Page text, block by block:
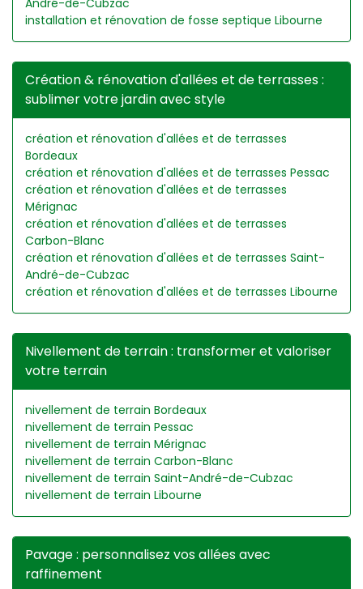
André-de-Cubzac
installation et rénovation de fosse septique Libourne
Création & rénovation d'allées et de terrasses :
sublimer votre jardin avec style
création et rénovation d'allées et de terrasses
Bordeaux
création et rénovation d'allées et de terrasses Pessac
création et rénovation d'allées et de terrasses
Mérignac
création et rénovation d'allées et de terrasses
Carbon-Blanc
création et rénovation d'allées et de terrasses Saint-
André-de-Cubzac
création et rénovation d'allées et de terrasses Libourne
Nivellement de terrain : transformer et valoriser
votre terrain
nivellement de terrain Bordeaux
nivellement de terrain Pessac
nivellement de terrain Mérignac
nivellement de terrain Carbon-Blanc
nivellement de terrain Saint-André-de-Cubzac
nivellement de terrain Libourne
Pavage : personnalisez vos allées avec
raffinement